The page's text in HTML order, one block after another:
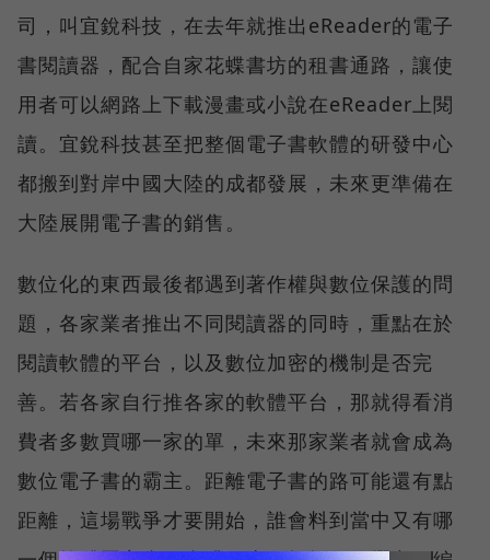
司，叫宜銳科技，在去年就推出eReader的電子
書閱讀器，配合自家花蝶書坊的租書通路，讓使
用者可以網路上下載漫畫或小說在eReader上閱
讀。宜銳科技甚至把整個電子書軟體的研發中心
都搬到對岸中國大陸的成都發展，未來更準備在
大陸展開電子書的銷售。
數位化的東西最後都遇到著作權與數位保護的問
題，各家業者推出不同閱讀器的同時，重點在於
閱讀軟體的平台，以及數位加密的機制是否完
善。若各家自行推各家的軟體平台，那就得看消
費者多數買哪一家的單，未來那家業者就會成為
數位電子書的霸主。距離電子書的路可能還有點
距離，這場戰爭才要開始，誰會料到當中又有哪